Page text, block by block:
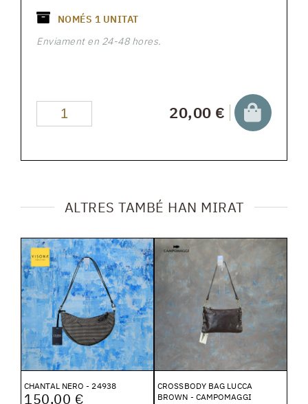
NOMÉS 1 UNITAT
Enviament en 24-48 hores.
20,00 €
ALTRES TAMBÉ HAN MIRAT
CHANTAL NERO - 24938
150,00 €
CROSSBODY BAG LUCCA
BROWN - CAMPOMAGGI